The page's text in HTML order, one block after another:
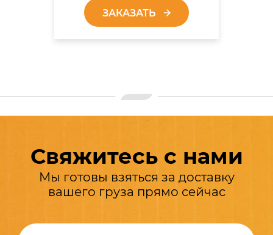
ЗАКАЗАТЬ
Свяжитесь с нами
Мы готовы взяться за доставку
вашего груза прямо сейчас